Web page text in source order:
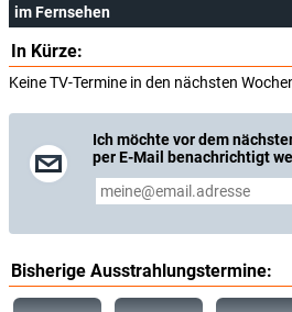
im Fernsehen
In Kürze:
Keine TV-Termine in den nächsten
Ich möchte vor dem
per E-Mail benachrichtigt
Bisherige Ausstrahlungstermine: